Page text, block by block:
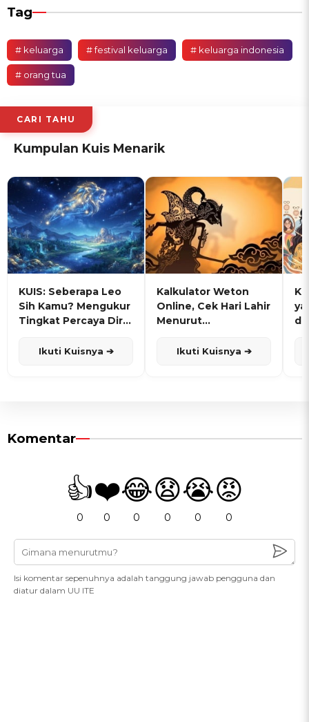
Tag
# keluarga # festival keluarga # keluarga indonesia
# orang tua
CARI TAHU
Kumpulan Kuis Menarik
KUIS: Seberapa Leo
Sih Kamu? Mengukur
Tingkat Percaya Diri
Ikuti Kuisnya ➔
Kalkulator Weton
Online, Cek Hari Lahir
Menurut
Ikuti Kuisnya ➔
Komentar
👍
0
❤️
0
😂
0
😧
0
😭
0
😡
0
Isi komentar sepenuhnya adalah tanggung jawab pengguna dan
diatur dalam UU ITE